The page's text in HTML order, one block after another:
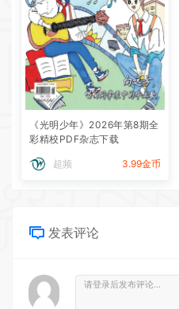
《光明少年》2026年第8期全
彩精校PDF杂志下载
超频 3.99金币
发表评论